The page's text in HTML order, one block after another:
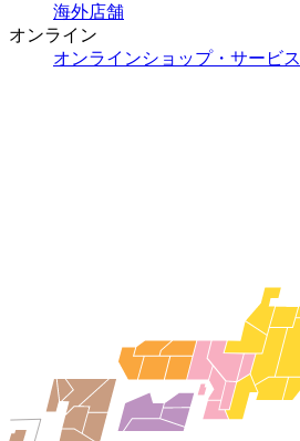
海外店舗
オンライン
オンラインショップ・サービス